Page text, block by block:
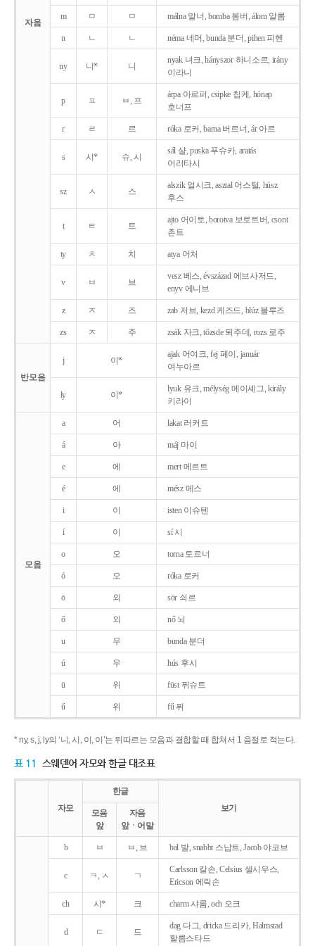
자음
m ㅁ ㅁ málna 말너, bomba 봄버, álom 알롬
n ㄴ ㄴ néma 네머, bunda 분더, pihen 피헨
ny 니* 니
nyak 녀크, hányszor 하니소르, irány
이라니
p ㅍ ㅂ, 프
árpa 아르퍼, csipke 칩케, hónap
호너프
r ㄹ 르 róka 로커, barna 버르너, ár 아르
s 시* 슈, 시
sál 샬, puska 푸슈카, aratás
어러타시
sz ㅅ 스
alszik 얼시크, asztal 어스털, húsz
후스
t ㅌ 트
ajto 어이토, borotva 보로트버, csont
촌트
ty ㅊ 치 atya 어처
v ㅂ 브
vesz 베스, évszázad 에브사저드,
enyv 에니브
z ㅈ 즈 zab 저브, kezd 케즈드, blúz 블루즈
zs ㅈ 주 zsák 자크, tőzsde 퇴주데, rozs 로주
반모음
j 이*
ajak 어여크, fej 페이, január
여누아르
ly 이*
lyuk 유크, mélység 메이셰그, király
키라이
모음
a 어 lakat 러커트
á 아 máj 마이
e 에 mert 메르트
é 에 mész 메스
i 이 isten 이슈텐
í 이 sí 시
o 오 torna 토르너
ó 오 róka 로커
ö 외 sör 쇠르
ő 외 nő 뇌
u 우 bunda 분더
ú 우 hús 후시
ü 위 füst 퓌슈트
ű 위 fű 퓌
* ny, s, j, ly의 ‘니, 시, 이, 이’는 뒤따르는 모음과 결합할 때 합쳐서 1 음절로 적는다.
표 11 스웨덴어 자모와 한글 대조표
자모
한글
보기
모음
앞
자음
앞ㆍ어말
b ㅂ ㅂ, 브 bal 발, snabbt 스납트, Jacob 야코브
c ㅋ, ㅅ ㄱ
Carlsson 칼손, Celsius 셀시우스,
Ericson 에릭손
ch 시* 크 charm 샤름, och 오크
d ㄷ 드
dag 다그, dricka 드리카, Halmstad
할름스타드